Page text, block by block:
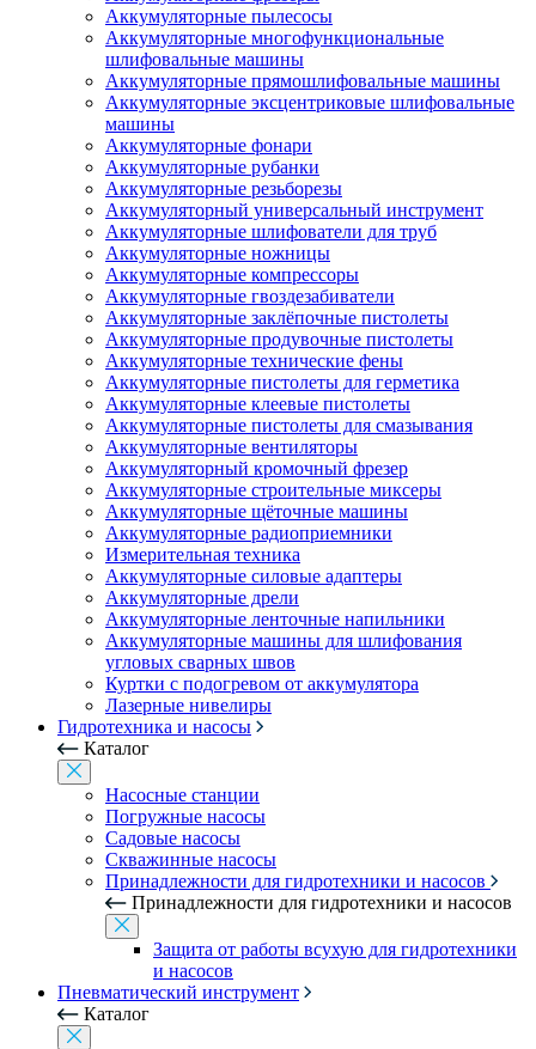
Аккумуляторные пылесосы
Аккумуляторные многофункциональные
шлифовальные машины
Аккумуляторные прямошлифовальные машины
Аккумуляторные эксцентриковые шлифовальные
машины
Аккумуляторные фонари
Аккумуляторные рубанки
Аккумуляторные резьборезы
Аккумуляторный универсальный инструмент
Аккумуляторные шлифователи для труб
Аккумуляторные ножницы
Аккумуляторные компрессоры
Аккумуляторные гвоздезабиватели
Аккумуляторные заклёпочные пистолеты
Аккумуляторные продувочные пистолеты
Аккумуляторные технические фены
Аккумуляторные пистолеты для герметика
Аккумуляторные клеевые пистолеты
Аккумуляторные пистолеты для смазывания
Аккумуляторные вентиляторы
Аккумуляторный кромочный фрезер
Аккумуляторные строительные миксеры
Аккумуляторные щёточные машины
Аккумуляторные радиоприемники
Измерительная техника
Аккумуляторные силовые адаптеры
Аккумуляторные дрели
Аккумуляторные ленточные напильники
Аккумуляторные машины для шлифования
угловых сварных швов
Куртки с подогревом от аккумулятора
Лазерные нивелиры
Гидротехника и насосы
Каталог
Насосные станции
Погружные насосы
Садовые насосы
Скважинные насосы
Принадлежности для гидротехники и насосов
Принадлежности для гидротехники и насосов
Защита от работы всухую для гидротехники
и насосов
Пневматический инструмент
Каталог